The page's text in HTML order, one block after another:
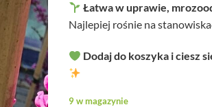
Łatwa w uprawie,
Najlepiej rośnie na
Dodaj do koszyka i ciesz
9 w magazynie